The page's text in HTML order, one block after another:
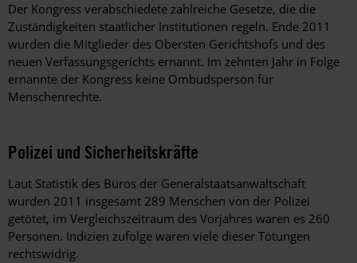
Der Kongress verabschiedete zahlreiche Gesetze, die die
Zuständigkeiten staatlicher Institutionen regeln. Ende 2011
wurden die Mitglieder des Obersten Gerichtshofs und des
neuen Verfassungsgerichts ernannt. Im zehnten Jahr in Folge
ernannte der Kongress keine Ombudsperson für
Menschenrechte.
Polizei und Sicherheitskräfte
Laut Statistik des Büros der Generalstaatsanwaltschaft
wurden 2011 insgesamt 289 Menschen von der Polizei
getötet, im Vergleichszeitraum des Vorjahres waren es 260
Personen. Indizien zufolge waren viele dieser Tötungen
rechtswidrig.